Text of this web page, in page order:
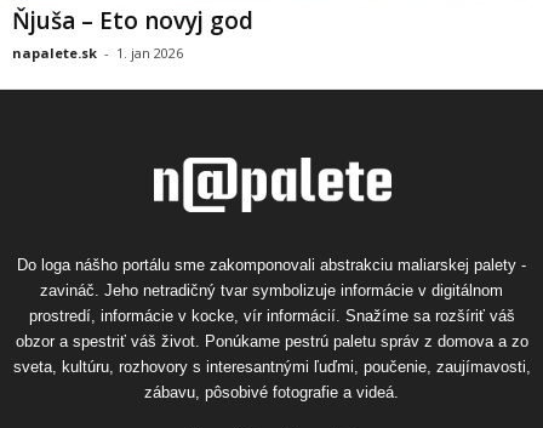
Ňjuša – Eto novyj god
napalete.sk - 1. jan 2026
Do loga nášho portálu sme zakomponovali abstrakciu maliarskej palety -
zavináč. Jeho netradičný tvar symbolizuje informácie v digitálnom
prostredí, informácie v kocke, vír informácií. Snažíme sa rozšíriť váš
obzor a spestriť váš život. Ponúkame pestrú paletu správ z domova a zo
sveta, kultúru, rozhovory s interesantnými ľuďmi, poučenie, zaujímavosti,
zábavu, pôsobivé fotografie a videá.